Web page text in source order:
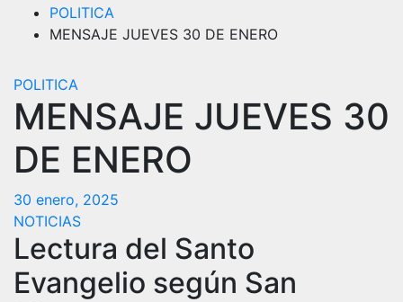
POLITICA
MENSAJE JUEVES 30 DE ENERO
POLITICA
MENSAJE JUEVES 30
DE ENERO
30 enero, 2025
NOTICIAS
Lectura del Santo
Evangelio según San